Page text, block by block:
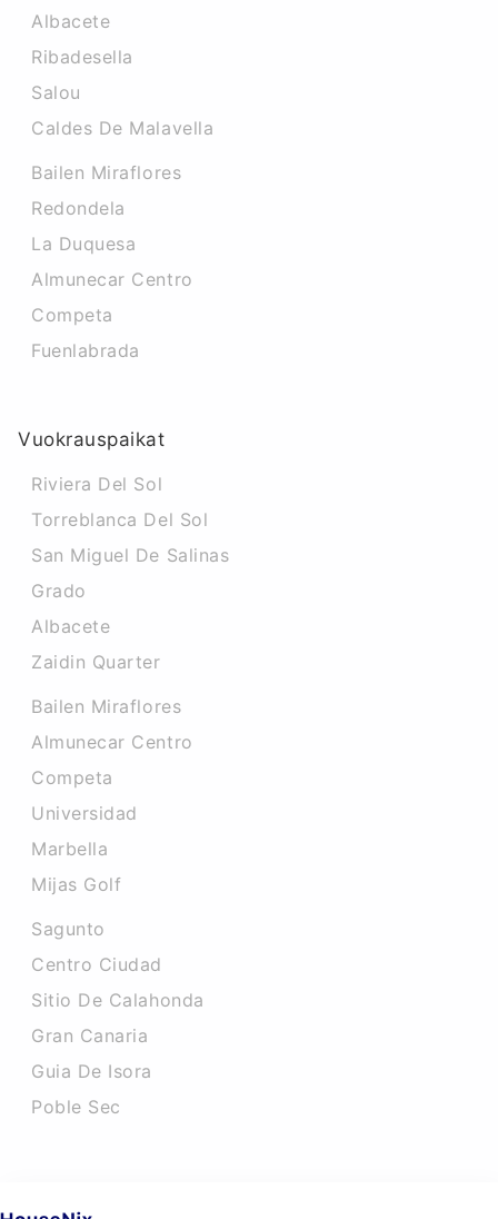
Albacete
Ribadesella
Salou
Caldes De Malavella
Bailen Miraflores
Redondela
La Duquesa
Almunecar Centro
Competa
Fuenlabrada
Vuokrauspaikat
Riviera Del Sol
Torreblanca Del Sol
San Miguel De Salinas
Grado
Albacete
Zaidin Quarter
Bailen Miraflores
Almunecar Centro
Competa
Universidad
Marbella
Mijas Golf
Sagunto
Centro Ciudad
Sitio De Calahonda
Gran Canaria
Guia De Isora
Poble Sec